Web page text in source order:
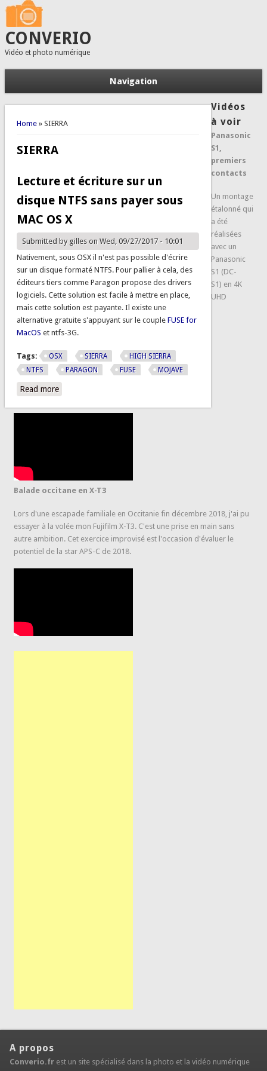
CONVERIO
Vidéo et photo numérique
Navigation
You are here
Home» SIERRA
SIERRA
Lecture et écriture sur un
disque NTFS sans payer sous
MAC OS X
Submitted by gilleson Wed, 09/27/2017 - 10:01
Nativement, sous OSX il n'est pas possible d'écrire
sur un disque formaté NTFS. Pour pallier à cela, des
éditeurs tiers comme Paragon propose des drivers
logiciels. Cette solution est facile à mettre en place,
mais cette solution est payante. Il existe une
alternative gratuite s'appuyant sur le couple FUSE for
MacOS et ntfs-3G.
Tags: OSX SIERRA
HIGH SIERRA
NTFS
PARAGON FUSE MOJAVE
Read moreabout Lecture et écriture sur un disque NTFS sans payer
Vidéos
à voir
Panasonic
S1,
premiers
contacts
Un montage
étalonné qui
a été
réalisées
avec un
Panasonic
S1 (DC-
S1) en 4K
UHD
Balade occitane en X-T3
Lors d'une escapade familiale en Occitanie fin décembre 2018, j'ai pu
essayer à la volée mon Fujifilm X-T3. C'est une prise en main sans
autre ambition. Cet exercice improvisé est l'occasion d'évaluer le
potentiel de la star APS-C de 2018.
A propos
Converio.frest un site spécialisé dans la photo et la vidéo numérique